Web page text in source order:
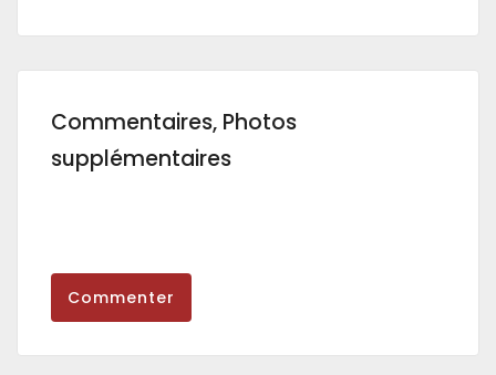
Commentaires, Photos
supplémentaires
Commenter